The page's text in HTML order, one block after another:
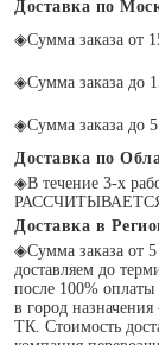
Доставка по
◈Сумма заказа от
◈Сумма заказа до
◈Сумма заказа до
Доставка по
◈В течение 3-х
Доставка в
◈Сумма заказа от
доставляем до
после 100% оплаты
в город
ТК. Стоимость